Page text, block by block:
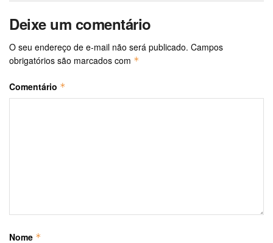
Deixe um comentário
O seu endereço de e-mail não será publicado. Campos
obrigatórios são marcados com *
Comentário *
Nome *